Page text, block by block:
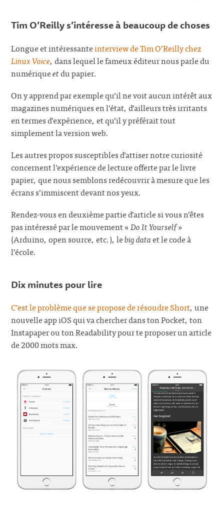
Tim O’Reilly s’intéresse à beaucoup de choses
Longue et intéressanteinterview de Tim O’Reilly chez
Linux Voice, dans lequel le fameux éditeur nous parle du
numériqueetdu papier.
On y apprend par exemple qu’il ne voit aucun intérêt aux
magazines numériques en l’état, d’ailleurs très irritants
en termes d’expérience, et qu’il y préférait tout
simplement la version web.
Les autres propos susceptibles d’attiser notre curiosité
concernent l’expérience de lecture offerte par le livre
papier, que nous semblons redécouvrir à mesure que les
écrans s’immiscent devant nos yeux.
Rendez-vous en deuxième partie d’article si vous n’êtes
pas intéressé par le mouvement «Do It Yourself»
(Arduino, open source, etc.), lebig dataet le code à
l’école.
Dix minutes pour lire
C’est le problème que se propose de résoudre Short, une
nouvelle app iOS qui va chercher dans ton Pocket, ton
Instapaper ou ton Readability pour te proposer un article
de 2000 mots max.